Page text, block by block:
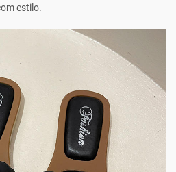
estilo.